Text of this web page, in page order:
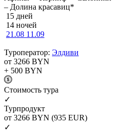
– Долина красавиц*
15 дней
14 ночей
21.08 11.09
Туроператор: Элдиви
от 3266 BYN
+ 500 BYN
Cтоимость тура
✓
Турпродукт
от 3266 BYN (935 EUR)
✓